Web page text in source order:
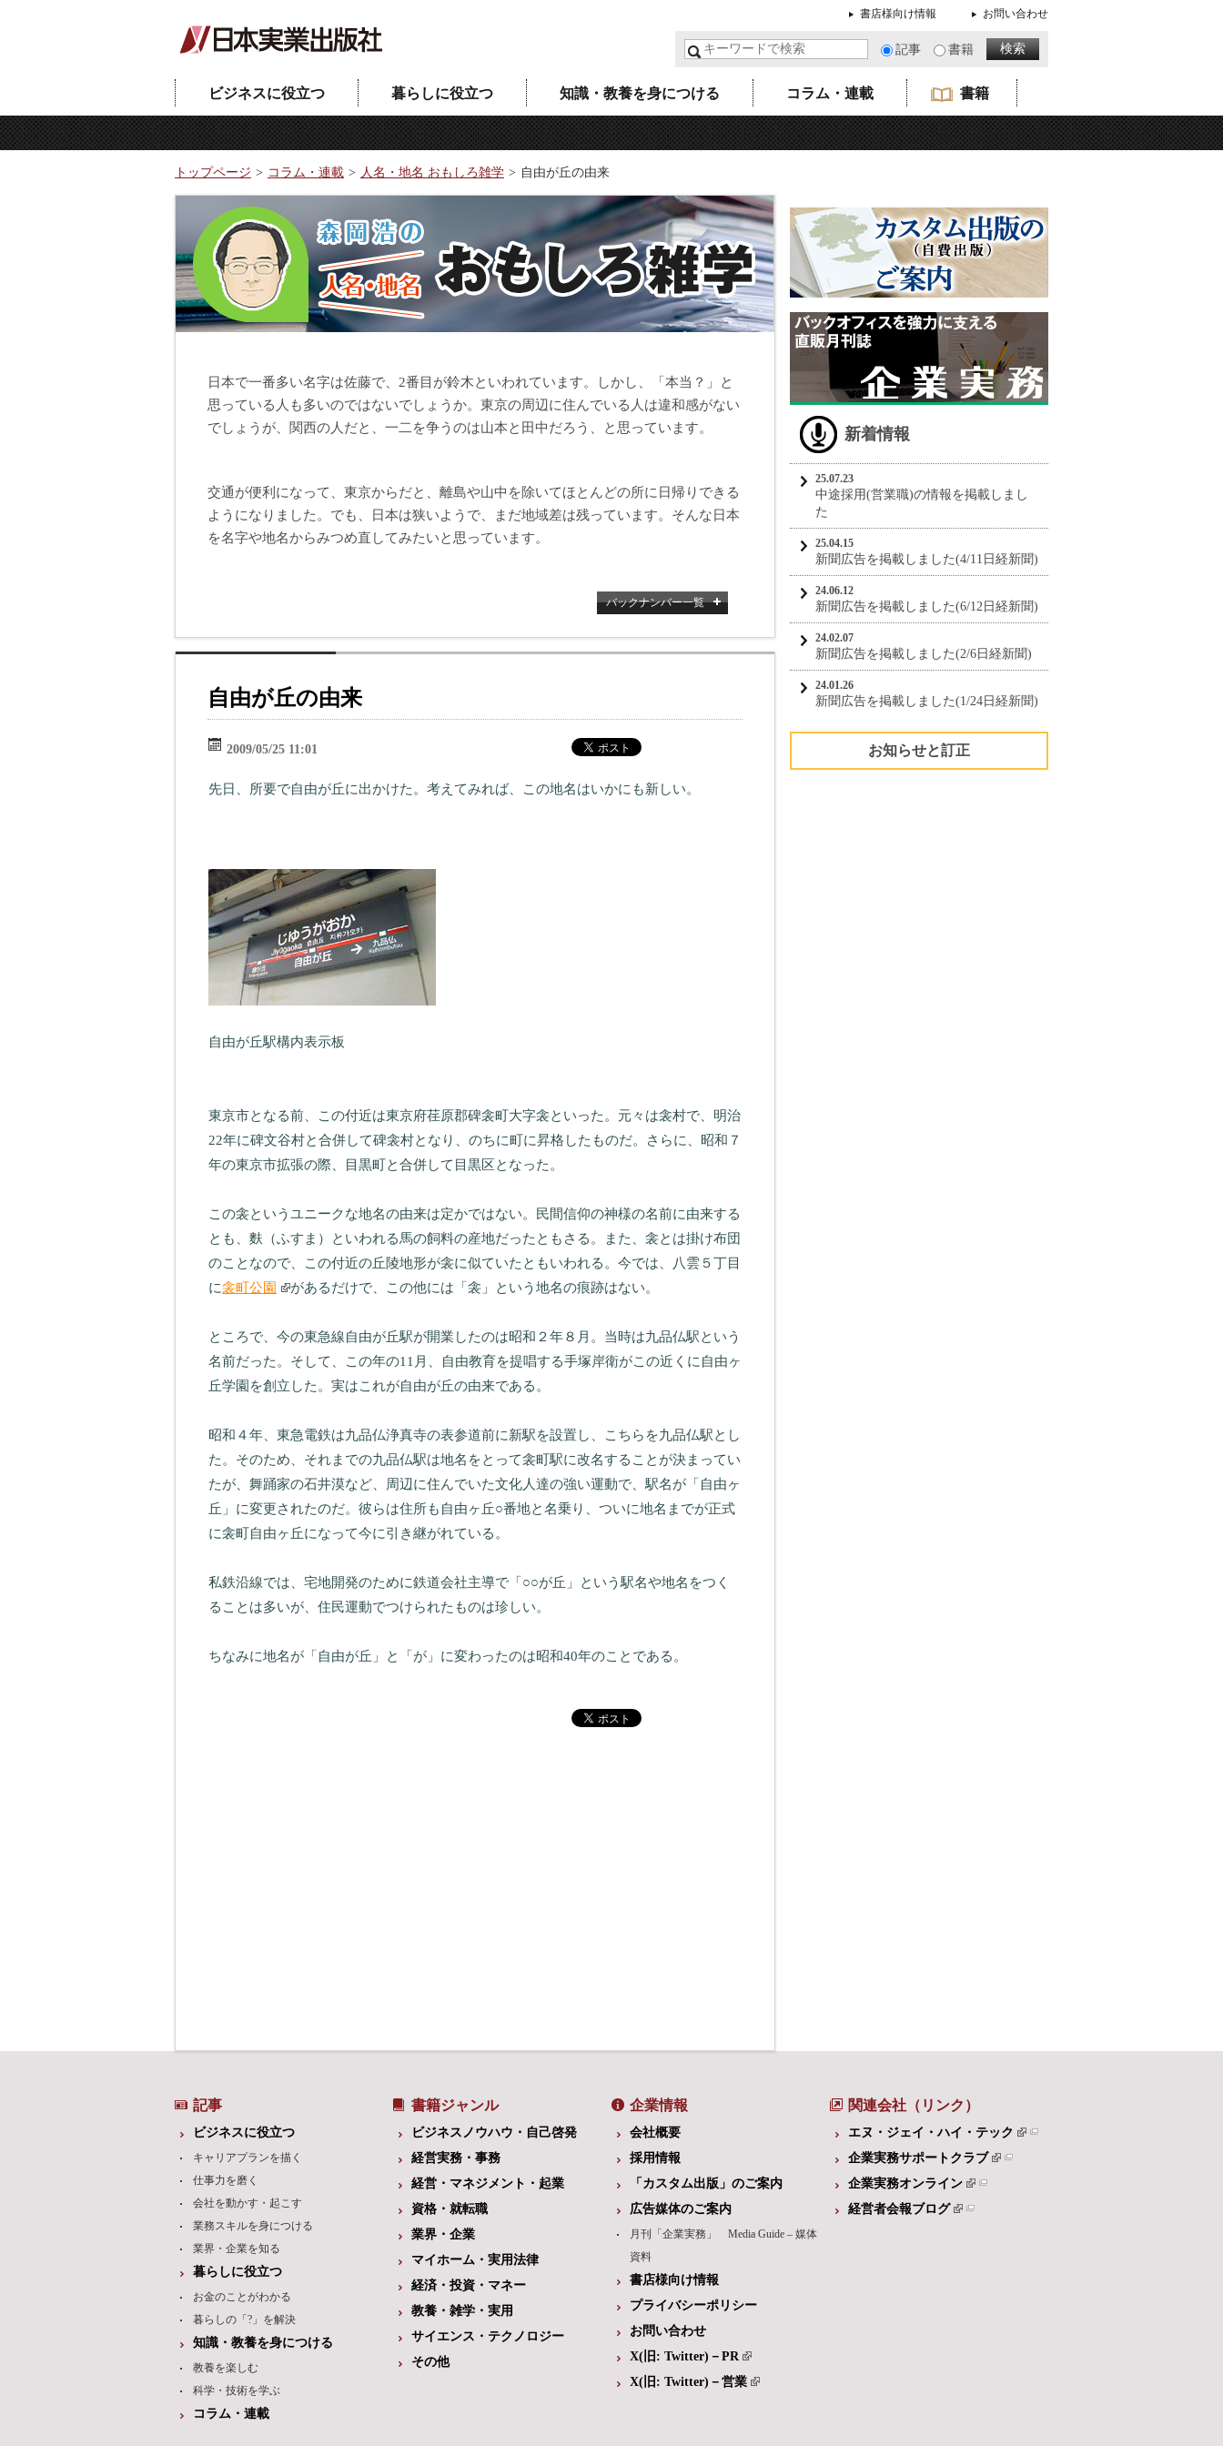
書店様向け情報 お問い合わせ
記事 書籍
ビジネスに役立つ 暮らしに役立つ 知識・教養を身につける コラム・連載 書籍
トップページ コラム・連載 人名・地名 おもしろ雑学 自由が丘の由来
日本で一番多い名字は佐藤で、2番目が鈴木といわれています。しかし、「本当？」と
思っている人も多いのではないでしょうか。東京の周辺に住んでいる人は違和感がない
でしょうが、関西の人だと、一二を争うのは山本と田中だろう、と思っています。
交通が便利になって、東京からだと、離島や山中を除いてほとんどの所に日帰りできる
ようになりました。でも、日本は狭いようで、まだ地域差は残っています。そんな日本
を名字や地名からみつめ直してみたいと思っています。
バックナンバー一覧
自由が丘の由来
2009/05/25 11:01
先日、所要で自由が丘に出かけた。考えてみれば、この地名はいかにも新しい。
自由が丘駅構内表示板
東京市となる前、この付近は東京府荏原郡碑衾町大字衾といった。元々は衾村で、明治
22年に碑文谷村と合併して碑衾村となり、のちに町に昇格したものだ。さらに、昭和７
年の東京市拡張の際、目黒町と合併して目黒区となった。
この衾というユニークな地名の由来は定かではない。民間信仰の神様の名前に由来する
とも、麩（ふすま）といわれる馬の飼料の産地だったともさる。また、衾とは掛け布団
のことなので、この付近の丘陵地形が衾に似ていたともいわれる。今では、八雲５丁目
に衾町公園 があるだけで、この他には「衾」という地名の痕跡はない。
ところで、今の東急線自由が丘駅が開業したのは昭和２年８月。当時は九品仏駅という
名前だった。そして、この年の11月、自由教育を提唱する手塚岸衛がこの近くに自由ヶ
丘学園を創立した。実はこれが自由が丘の由来である。
昭和４年、東急電鉄は九品仏浄真寺の表参道前に新駅を設置し、こちらを九品仏駅とし
た。そのため、それまでの九品仏駅は地名をとって衾町駅に改名することが決まってい
たが、舞踊家の石井漠など、周辺に住んでいた文化人達の強い運動で、駅名が「自由ヶ
丘」に変更されたのだ。彼らは住所も自由ヶ丘○番地と名乗り、ついに地名までが正式
に衾町自由ヶ丘になって今に引き継がれている。
私鉄沿線では、宅地開発のために鉄道会社主導で「○○が丘」という駅名や地名をつく
ることは多いが、住民運動でつけられたものは珍しい。
ちなみに地名が「自由が丘」と「が」に変わったのは昭和40年のことである。
新着情報
25.07.23
中途採用(営業職)の情報を掲載しまし
た
25.04.15
新聞広告を掲載しました(4/11日経新聞)
24.06.12
新聞広告を掲載しました(6/12日経新聞)
24.02.07
新聞広告を掲載しました(2/6日経新聞)
24.01.26
新聞広告を掲載しました(1/24日経新聞)
お知らせと訂正
記事
ビジネスに役立つ
キャリアプランを描く
仕事力を磨く
会社を動かす・起こす
業務スキルを身につける
業界・企業を知る
暮らしに役立つ
お金のことがわかる
暮らしの「?」を解決
知識・教養を身につける
教養を楽しむ
科学・技術を学ぶ
コラム・連載
書籍ジャンル
ビジネスノウハウ・自己啓発
経営実務・事務
経営・マネジメント・起業
資格・就転職
業界・企業
マイホーム・実用法律
経済・投資・マネー
教養・雑学・実用
サイエンス・テクノロジー
その他
企業情報
会社概要
採用情報
「カスタム出版」のご案内
広告媒体のご案内
月刊「企業実務」 Media Guide – 媒体
資料
書店様向け情報
プライバシーポリシー
お問い合わせ
X(旧: Twitter)－PR
X(旧: Twitter)－営業
関連会社（リンク）
エヌ・ジェイ・ハイ・テック
企業実務サポートクラブ
企業実務オンライン
経営者会報ブログ